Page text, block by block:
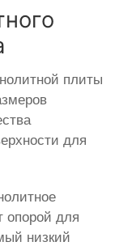
плиты
для
опорой для
низкий